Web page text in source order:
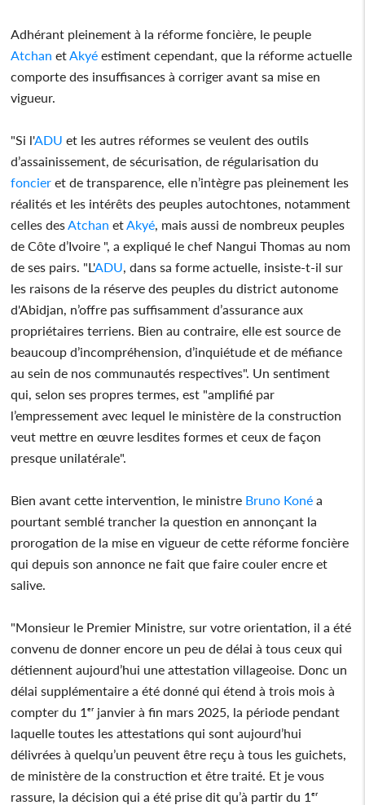
Adhérant pleinement à la réforme foncière, le peuple
Atchan et Akyé estiment cependant, que la réforme actuelle
comporte des insuffisances à corriger avant sa mise en
vigueur.
"Si l'ADU et les autres réformes se veulent des outils
d’assainissement, de sécurisation, de régularisation du
foncier et de transparence, elle n’intègre pas pleinement les
réalités et les intérêts des peuples autochtones, notamment
celles des Atchan et Akyé , mais aussi de nombreux peuples
de Côte d’Ivoire ", a expliqué le chef Nangui Thomas au nom
de ses pairs. "L'ADU , dans sa forme actuelle, insiste-t-il sur
les raisons de la réserve des peuples du district autonome
d'Abidjan, n’offre pas suffisamment d’assurance aux
propriétaires terriens. Bien au contraire, elle est source de
beaucoup d’incompréhension, d’inquiétude et de méfiance
au sein de nos communautés respectives". Un sentiment
qui, selon ses propres termes, est "amplifié par
l’empressement avec lequel le ministère de la construction
veut mettre en œuvre lesdites formes et ceux de façon
presque unilatérale".
Bien avant cette intervention, le ministre Bruno Koné a
pourtant semblé trancher la question en annonçant la
prorogation de la mise en vigueur de cette réforme foncière
qui depuis son annonce ne fait que faire couler encre et
salive.
"Monsieur le Premier Ministre, sur votre orientation, il a été
convenu de donner encore un peu de délai à tous ceux qui
détiennent aujourd’hui une attestation villageoise. Donc un
délai supplémentaire a été donné qui étend à trois mois à
compter du 1ᵉʳ janvier à fin mars 2025, la période pendant
laquelle toutes les attestations qui sont aujourd’hui
délivrées à quelqu’un peuvent être reçu à tous les guichets,
de ministère de la construction et être traité. Et je vous
rassure, la décision qui a été prise dit qu’à partir du 1ᵉʳ